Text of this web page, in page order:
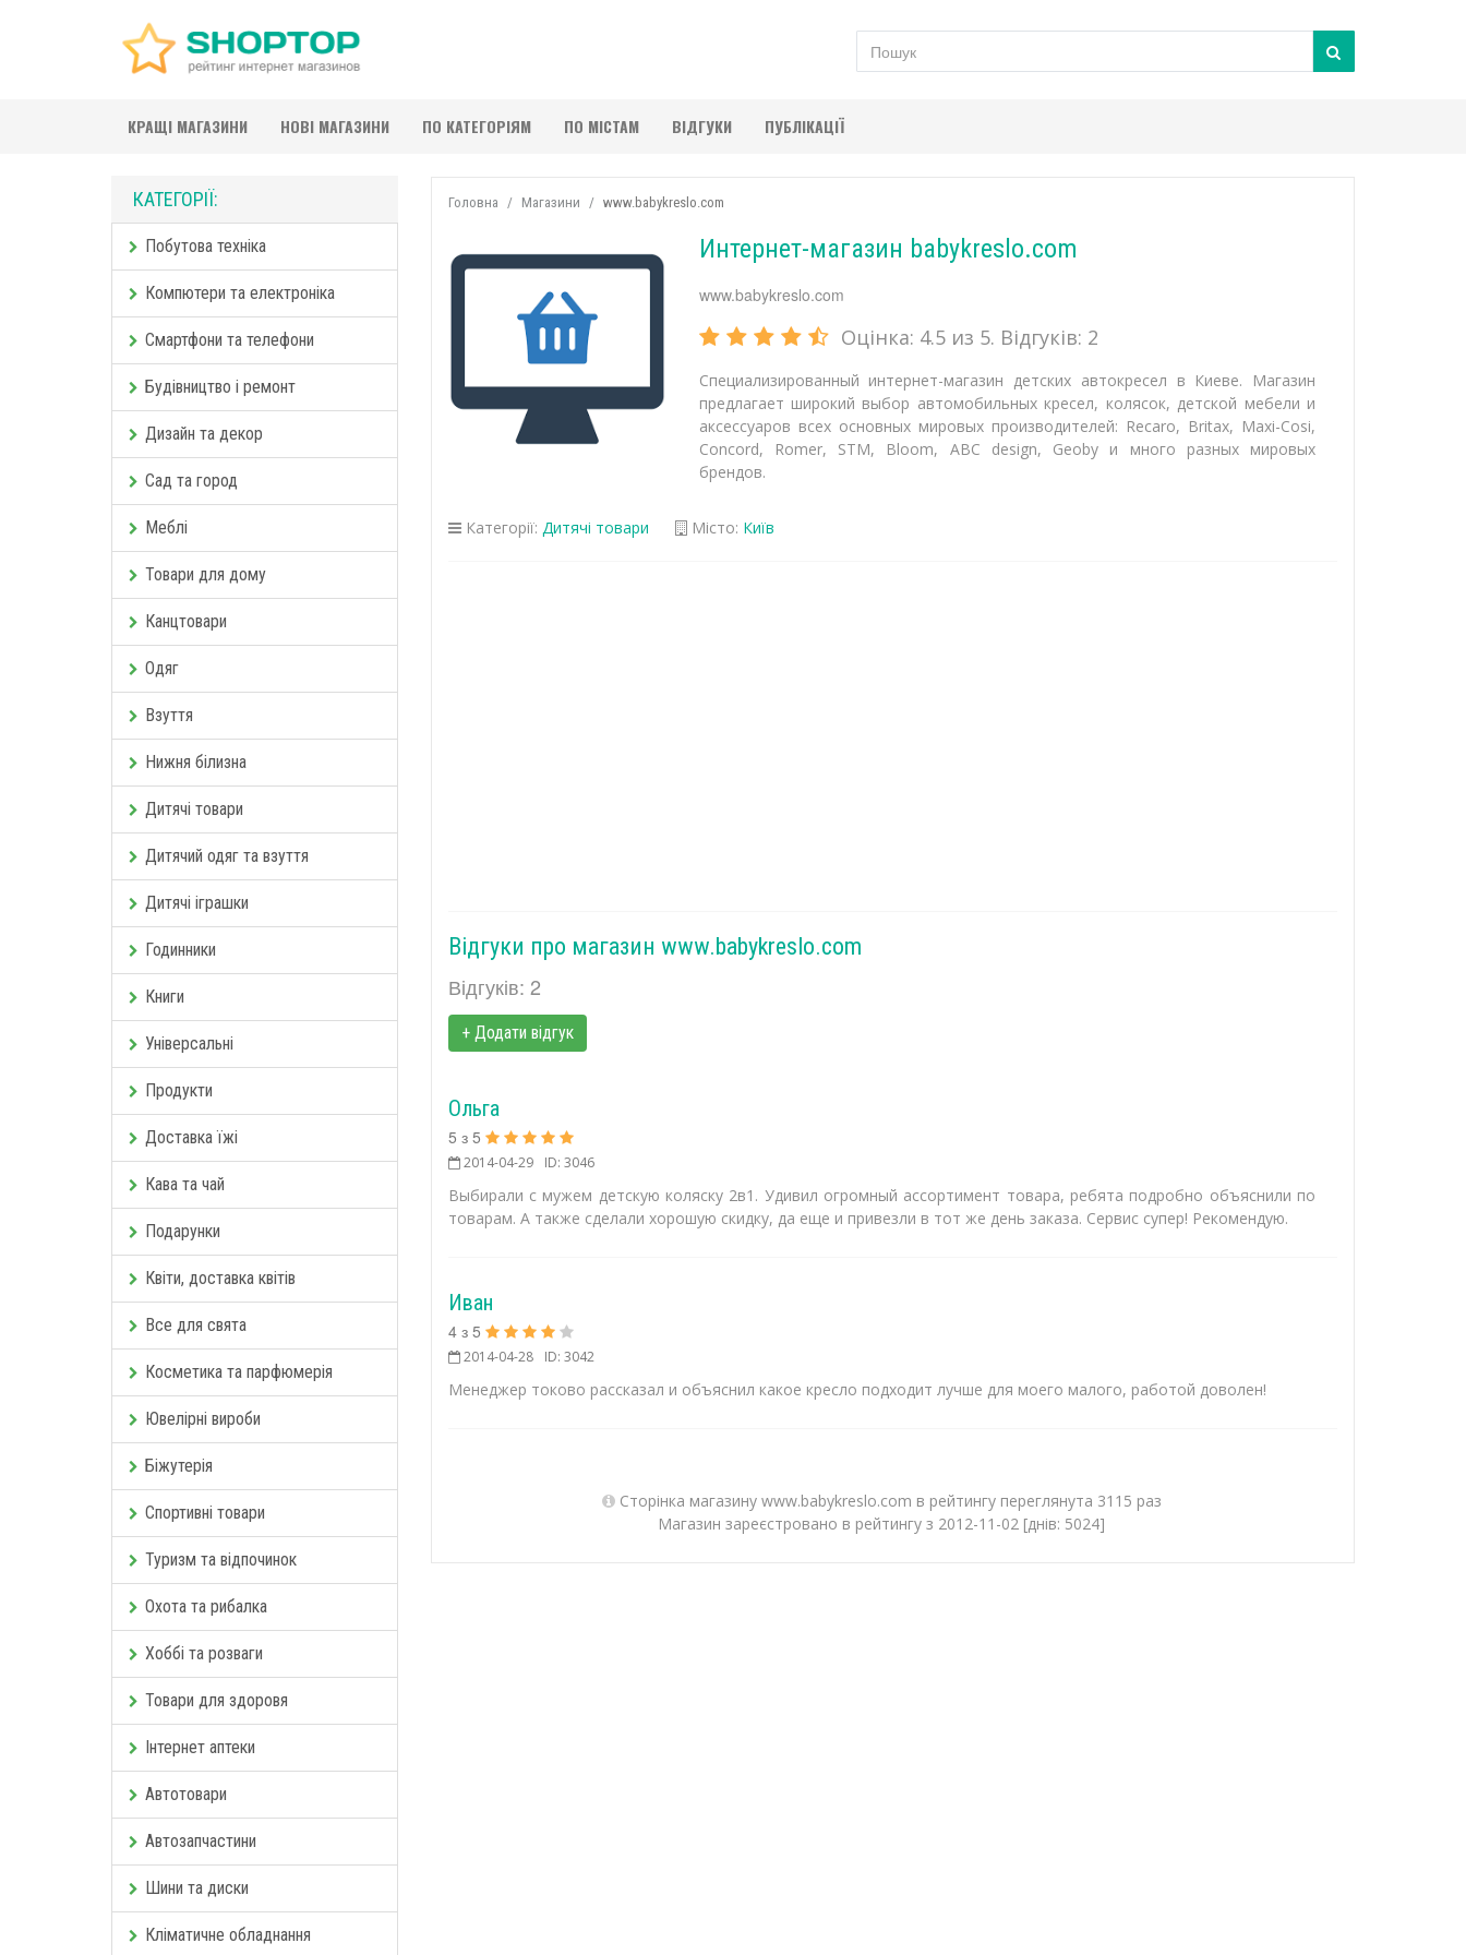
КРАЩІ МАГАЗИНИ НОВІ МАГАЗИНИ ПО КАТЕГОРІЯМ ПО МІСТАМ ВІДГУКИ ПУБЛІКАЦІЇ
КАТЕГОРІЇ:
Побутова техніка
Компютери та електроніка
Смартфони та телефони
Будівництво і ремонт
Дизайн та декор
Сад та город
Меблі
Товари для дому
Канцтовари
Одяг
Взуття
Нижня білизна
Дитячі товари
Дитячий одяг та взуття
Дитячі іграшки
Годинники
Книги
Універсальні
Продукти
Доставка їжі
Кава та чай
Подарунки
Квіти, доставка квітів
Все для свята
Косметика та парфюмерія
Ювелірні вироби
Біжутерія
Спортивні товари
Туризм та відпочинок
Охота та рибалка
Хоббі та розваги
Товари для здоровя
Інтернет аптеки
Автотовари
Автозапчастини
Шини та диски
Кліматичне обладнання
Головна Магазини www.babykreslo.com
Интернет-магазин babykreslo.com
www.babykreslo.com
Оцінка: 4.5из 5. Відгуків: 2
Специализированный интернет-магазин детских автокресел в Киеве. Магазин
предлагает широкий выбор автомобильных кресел, колясок, детской мебели и
аксессуаров всех основных мировых производителей: Recaro, Britax, Maxi-Cosi,
Concord, Romer, STM, Bloom, ABC design, Geoby и много разных мировых
брендов.
Категорії: Дитячі товари Місто: Київ
Відгуки про магазин www.babykreslo.com
Відгуків: 2
+ Додати відгук
Ольга
5 з 5
2014-04-29 ID: 3046
Выбирали с мужем детскую коляску 2в1. Удивил огромный ассортимент товара, ребята подробно объяснили по
товарам. А также сделали хорошую скидку, да еще и привезли в тот же день заказа. Сервис супер! Рекомендую.
Иван
4з 5
2014-04-28 ID: 3042
Менеджер токово рассказал и объяснил какое кресло подходит лучше для моего малого, работой доволен!
Сторінка магазину www.babykreslo.com в рейтингу переглянута 3115 раз
Магазин зареєстровано в рейтингу з 2012-11-02 [днів: 5024]